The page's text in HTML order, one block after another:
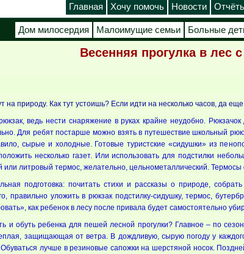
Главная Хочу помочь Новости
Дом милосердия Малоимущие семьи Больные
Весенняя прогулка в лес
на природу. Как тут устоишь? Если идти на несколько часов, да
ведь нести снаряжение в руках крайне неудобно.
Для ребят постарше можно взять в путешествие школьный
сырые и холодные. Готовые туристские «сидушки» из
несколько газет. Или использовать для подстилки
литровый термос, желательно, цельнометаллический.
подготовка: почитать стихи и рассказы о природе,
правильно уложить в рюкзак подстилку-сидушку, термос,
как ребенок в лесу после привала будет самостоятельно
и обуть ребенка для пешей лесной прогулки? Главное – по
защищающая от ветра. В дождливую, сырую погоду у
лучше в резиновые сапожки на шерстяной носок.